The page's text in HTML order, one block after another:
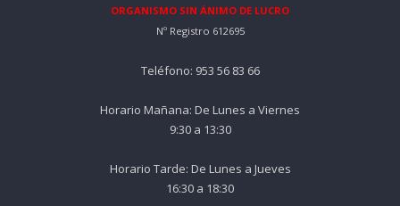
ORGANISMO SIN ÁNIMO DE LUCRO
Nº Registro 612695
Teléfono: 953 56 83 66
Horario Mañana: De Lunes a Viernes
9:30 a 13:30
Horario Tarde: De Lunes a Jueves
16:30 a 18:30